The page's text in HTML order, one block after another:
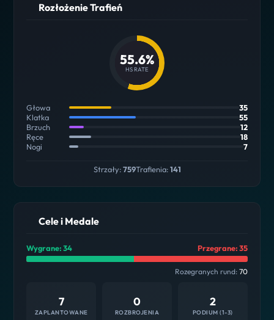
Rozłożenie Trafień
55.6%
HS RATE
Głowa
35
Klatka
55
Brzuch
12
Ręce
18
Nogi
7
Strzały:759Trafienia:141
Cele i Medale
Wygrane: 34 Przegrane: 35
Rozegranych rund: 70
7
ZAPLANTOWANE
0
ROZBROJENIA
2
PODIUM (1-3)